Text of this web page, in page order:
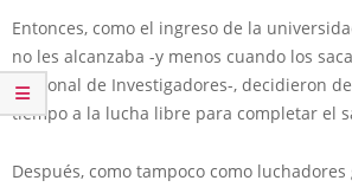
Entonces, como el ingreso de la
no les alcanzaba -y menos cuando los
Nacional de Investigadores-, decidieron
tiempo a la lucha libre para completar el
Después, como tampoco como